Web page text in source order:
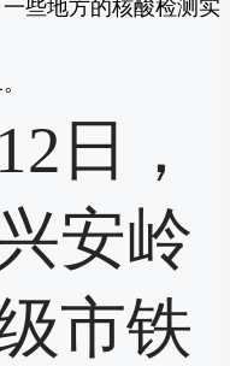
些地方的核酸检测实
，
安岭
市铁